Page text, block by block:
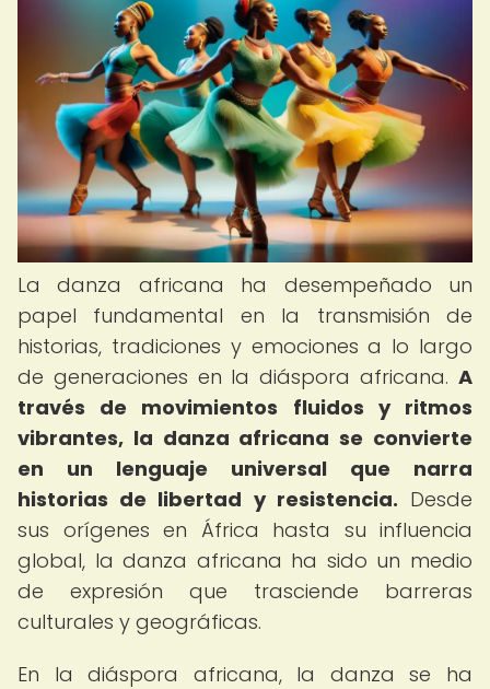
La danza africana ha desempeñado un
papel fundamental en la transmisión de
historias, tradiciones y emociones a lo largo
de generaciones en la diáspora africana. A
través de movimientos fluidos y ritmos
vibrantes, la danza africana se convierte
en un lenguaje universal que narra
historias de libertad y resistencia. Desde
sus orígenes en África hasta su influencia
global, la danza africana ha sido un medio
de expresión que trasciende barreras
culturales y geográficas.
En la diáspora africana, la danza se ha